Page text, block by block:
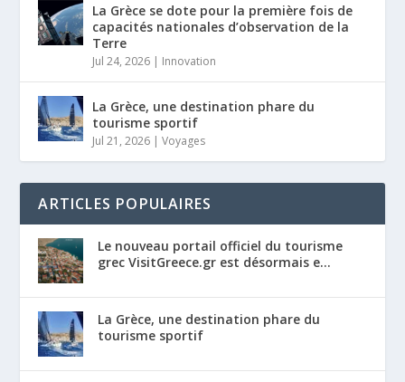
La Grèce se dote pour la première fois de
capacités nationales d’observation de la
Terre
Jul 24, 2026 | Innovation
La Grèce, une destination phare du
tourisme sportif
Jul 21, 2026 |Voyages
ARTICLES POPULAIRES
Le nouveau portail officiel du tourisme
grec VisitGreece.gr est désormais e...
La Grèce, une destination phare du
tourisme sportif